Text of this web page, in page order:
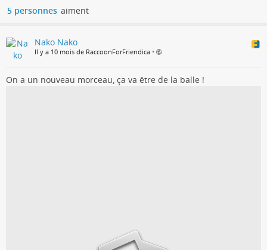
5 personnes aiment
Nako Nako
Il y a 10 mois de RaccoonForFriendica •
On a un nouveau morceau, ça va être de la balle !